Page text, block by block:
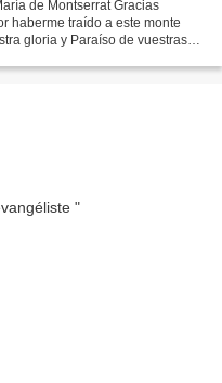
de Montserrat Gracias
haberme traído a este monte
gloria y Paraíso de vuestras